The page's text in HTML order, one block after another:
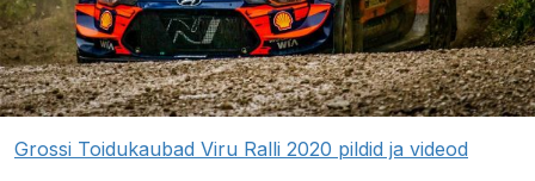
Grossi Toidukaubad Viru Ralli 2020 pildid ja videod